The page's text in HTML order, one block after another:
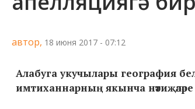
автор, 18 июня 2017 - 07:12
Алабуга укучылары география
имтиханнарның якынча